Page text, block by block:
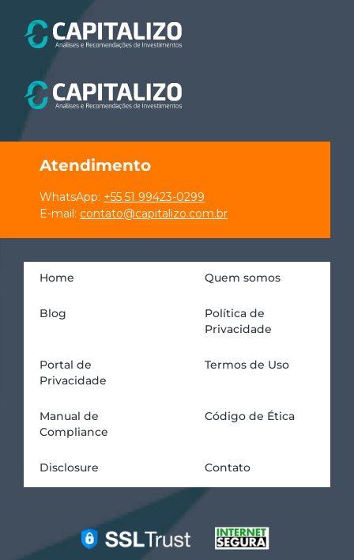
Atendimento
WhatsApp: +55 51 99423-0299
E-mail: contato@capitalizo.com.br
Home Quem somos
Blog
Política de
Privacidade
Portal de
Privacidade
Termos de Uso
Manual de
Compliance
Código de Ética
Disclosure Contato